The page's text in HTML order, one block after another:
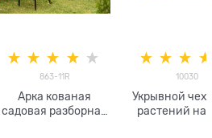
863-11R
Арка кованая
садовая разборная
10030
Укрывной
растений на